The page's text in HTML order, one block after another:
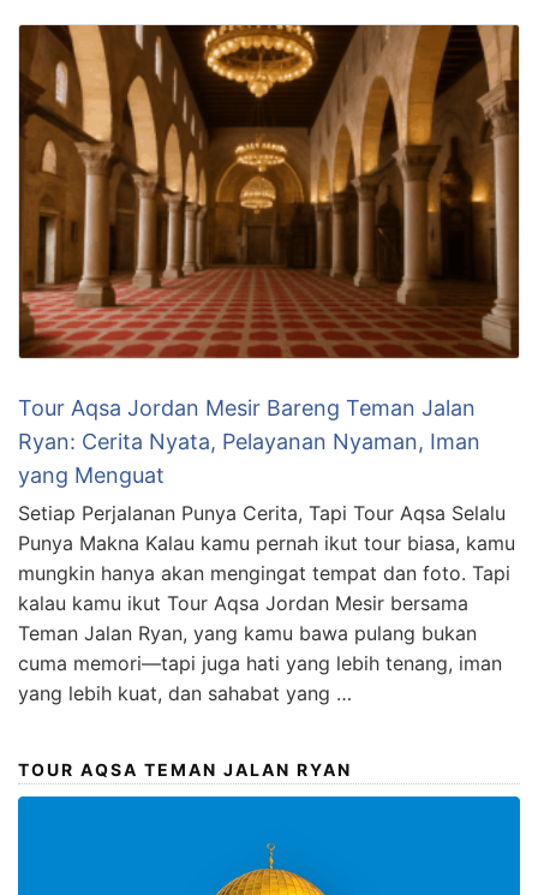
Tour Aqsa Jordan Mesir Bareng Teman Jalan
Ryan: Cerita Nyata, Pelayanan Nyaman, Iman
yang Menguat
Setiap Perjalanan Punya Cerita, Tapi Tour Aqsa Selalu
Punya Makna Kalau kamu pernah ikut tour biasa, kamu
mungkin hanya akan mengingat tempat dan foto. Tapi
kalau kamu ikut Tour Aqsa Jordan Mesir bersama
Teman Jalan Ryan, yang kamu bawa pulang bukan
cuma memori—tapi juga hati yang lebih tenang, iman
yang lebih kuat, dan sahabat yang …
TOUR AQSA TEMAN JALAN RYAN